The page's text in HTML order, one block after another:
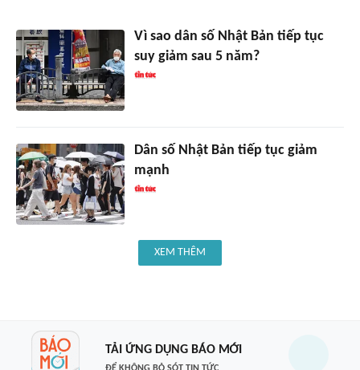
Vì sao dân số Nhật Bản tiếp tục
suy giảm sau 5 năm?
Dân số Nhật Bản tiếp tục giảm
mạnh
XEM THÊM
TẢI ỨNG DỤNG BÁO MỚI